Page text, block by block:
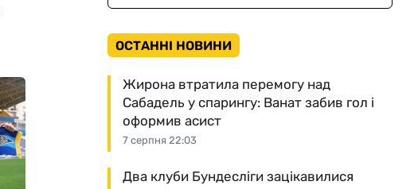
ОСТАННІ НОВИНИ
7 серпня 22:03
Жирона втратила перемогу над
Сабадель у спарингу: Ванат забив гол і
оформив асист
Два клуби Бундесліги зацікавилися